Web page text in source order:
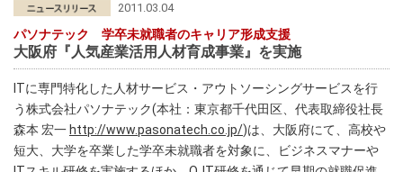
2011.03.04
パソナテック 学卒未就職者のキャリア形成支援
大阪府『人気産業活用人材育成事業』を実施
ITに専門特化した人材サービス・アウトソーシングサービスを行
う株式会社パソナテック(本社：東京都千代田区、代表取締役社長
森本 宏一 http://www.pasonatech.co.jp/)は、大阪府にて、高校や
短大、大学を卒業した学卒未就職者を対象に、ビジネスマナーや